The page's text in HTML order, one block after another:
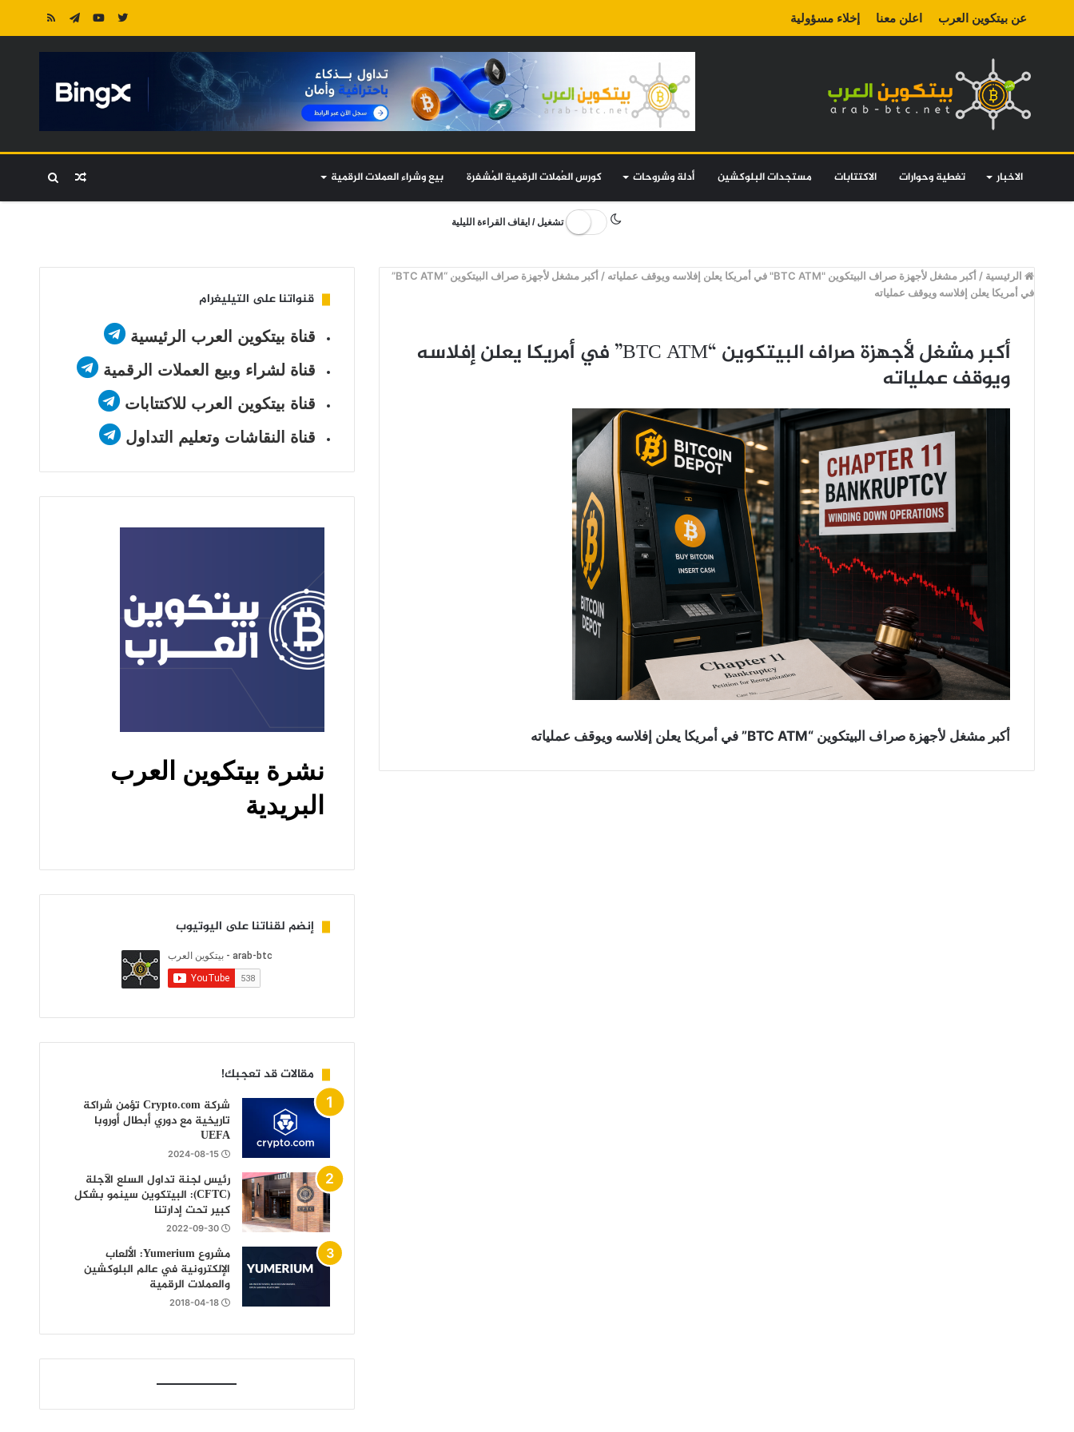
عن بيتكوين العرب اعلن معنا إخلاء مسؤولية
الاخبار تغطية وحوارات الاكتتابات مستجدات البلوكشين أدلة وشروحات كورس العُملات الرقمية المُشفرة بيع وشراء العملات الرقمية بحث مقال
تشغيل / ايقاف القراءة الليلية
الرئيسية / أكبر مشغل لأجهزة صراف البيتكوين "BTC ATM" في أمريكا يعلن إفلاسه ويوقف عملياته /
أكبر مشغل لأجهزة صراف البيتكوين “BTC ATM”
في أمريكا يعلن إفلاسه ويوقف عملياته
أكبر مشغل لأجهزة صراف البيتكوين “BTC ATM” في أمريكا يعلن إفلاسه
ويوقف عملياته
أكبر مشغل لأجهزة صراف البيتكوين “BTC ATM” في أمريكا يعلن إفلاسه ويوقف عملياته
قنواتنا على التيليغرام
قناة بيتكوين العرب الرئيسية
قناة لشراء وبيع العملات الرقمية
قناة بيتكوين العرب للاكتتابات
قناة النقاشات وتعليم التداول
إنضم لقناتنا على اليوتيوب
مقالات قد تعجبك!
شركة Crypto.com تؤمن شراكة
تاريخية مع دوري أبطال أوروبا
UEFA
2024-08-15
رئيس لجنة تداول السلع الآجلة
(CFTC): البيتكوين سينمو بشكل
كبير تحت إدارتنا
2022-09-30
مشروع Yumerium: الألعاب
الإلكترونية في عالم البلوكشين
والعملات الرقمية
2018-04-18